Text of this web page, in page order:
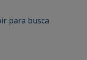
ir para busca